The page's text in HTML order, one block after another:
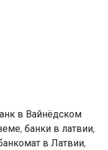
в Вайнёдском
, банки в латвии,
в Латвии,